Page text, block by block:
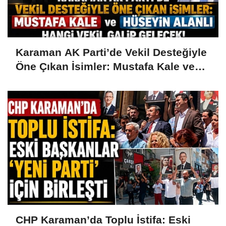
Karaman AK Parti’de Vekil Desteğiyle
Öne Çıkan İsimler: Mustafa Kale ve
CHP Karaman’da Toplu İstifa: Eski